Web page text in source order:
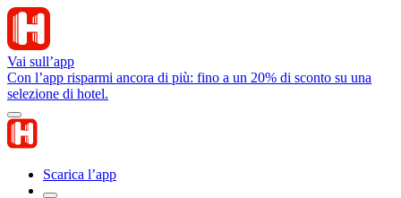
Vai sull’app
Con l’app risparmi ancora di più: fino a un 20% di sconto su una
selezione di hotel.
Scarica l’app